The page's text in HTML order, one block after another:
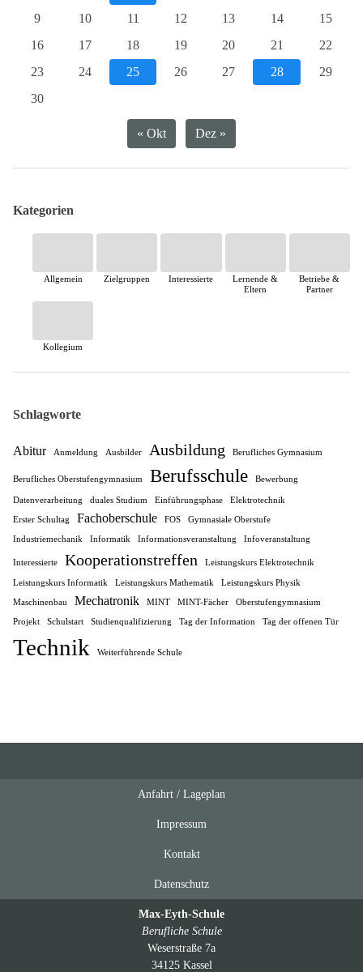
9
10 11 12 13 14
15
16
17 18 19 20 21
22
23
24 25 26 27 28
29
30
« Okt Dez »
Kategorien
Allgemein Zielgruppen Interessierte
Lernende &
Eltern
Betriebe &
Partner
Kollegium
Schlagworte
Abitur Anmeldung Ausbilder Ausbildung Berufliches Gymnasium
Berufliches Oberstufengymnasium Berufsschule Bewerbung
Datenverarbeitung duales Studium Einführungsphase Elektrotechnik
Erster Schultag Fachoberschule FOS Gymnasiale Oberstufe
Industriemechanik Informatik Informationsveranstaltung Infoveranstaltung
Interessierte Kooperationstreffen Leistungskurs Elektrotechnik
Leistungskurs Informatik Leistungskurs Mathematik Leistungskurs Physik
Maschinenbau Mechatronik MINT MINT-Fächer Oberstufengymnasium
Projekt Schulstart Studienqualifizierung Tag der Information Tag der offenen Tür
Technik Weiterführende Schule
Anfahrt / Lageplan
Impressum
Kontakt
Datenschutz
Feeds oben
Max-Eyth-Schule
Berufliche Schule
Weserstraße 7a
34125 Kassel